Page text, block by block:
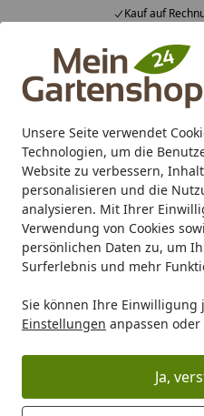
Unsere Seite verwendet
Technologien, um die
Website zu verbessern,
personalisieren und die
analysieren. Mit Ihrer
Verwendung von Cookies
persönlichen Daten zu, um
Surferlebnis und mehr
Sie können Ihre Einwilligung
Einstellungen anpassen
Ja,
Kauf auf
Alle Produkte
Mein Konto
Suchen
Cinas
Karibu Pools inkl.
Starterset